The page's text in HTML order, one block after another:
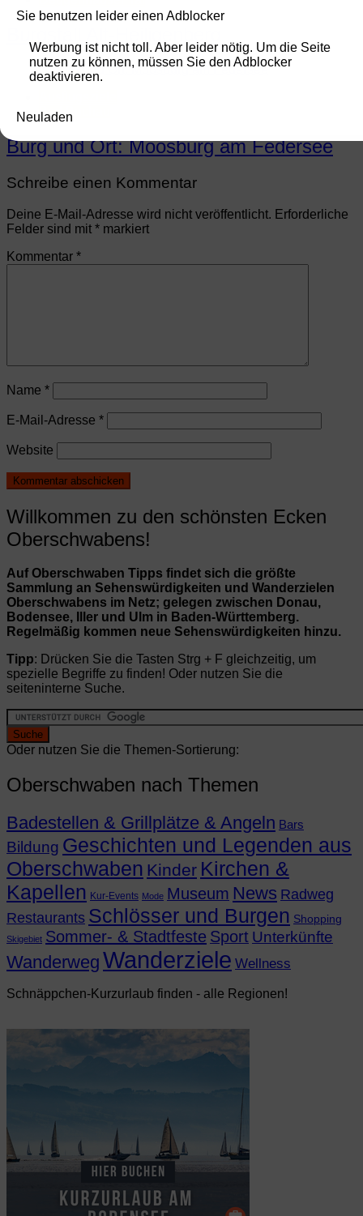
Bad Buchau
Burg und Ort: Moosburg am Federsee
Schreibe einen Kommentar
Deine E-Mail-Adresse wird nicht veröffentlicht. Erforderliche
Felder sind mit * markiert
Kommentar *
Name *
E-Mail-Adresse *
Website
Willkommen zu den schönsten Ecken
Oberschwabens!
Auf Oberschwaben Tipps findet sich die größte
Sammlung an Sehenswürdigkeiten und Wanderzielen
Oberschwabens im Netz; gelegen zwischen Donau,
Bodensee, Iller und Ulm in Baden-Württemberg.
Regelmäßig kommen neue Sehenswürdigkeiten hinzu.
Tipp: Drücken Sie die Tasten Strg + F gleichzeitig, um
spezielle Begriffe zu finden! Oder nutzen Sie die
seiteninterne Suche.
Oder nutzen Sie die Themen-Sortierung:
Oberschwaben nach Themen
Badestellen & Grillplätze & Angeln Bars
Bildung Geschichten und Legenden aus
Oberschwaben Kinder Kirchen &
Kapellen Kur-Events Mode Museum News Radweg
Restaurants Schlösser und Burgen Shopping
Skigebiet Sommer- & Stadtfeste Sport Unterkünfte
Wanderweg Wanderziele Wellness
Schnäppchen-Kurzurlaub finden - alle Regionen!
Sie benutzen leider einen Adblocker
Werbung ist nicht toll. Aber leider nötig. Um die Seite
nutzen zu können, müssen Sie den Adblocker
deaktivieren.
Neuladen